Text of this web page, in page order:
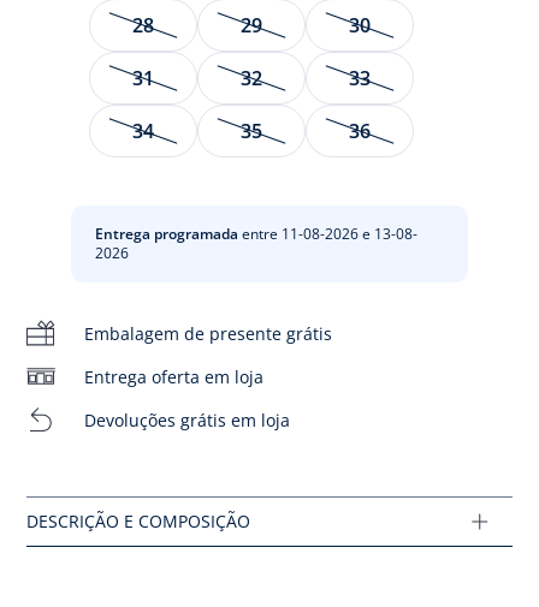
28
29
30
31
32
33
34
35 36
Entrega programada entre 11-08-2026 e 13-08-
2026
Embalagem de presente grátis
Entrega oferta em loja
Devoluções grátis em loja
Para usar com bom tempo, os ténis para rapaz estão
disponíveis em lona de nylon para um look casual. Fáceis
de calçar graças às suas tiras de velcro, completarão os
- Forro de lona
- Tecido Liberty Poppy and Daisy, cor exclusiva da Jacadi
- Este modelo calça grande
Composição :
Main fabric: 100% nylon
Ref : 2033609